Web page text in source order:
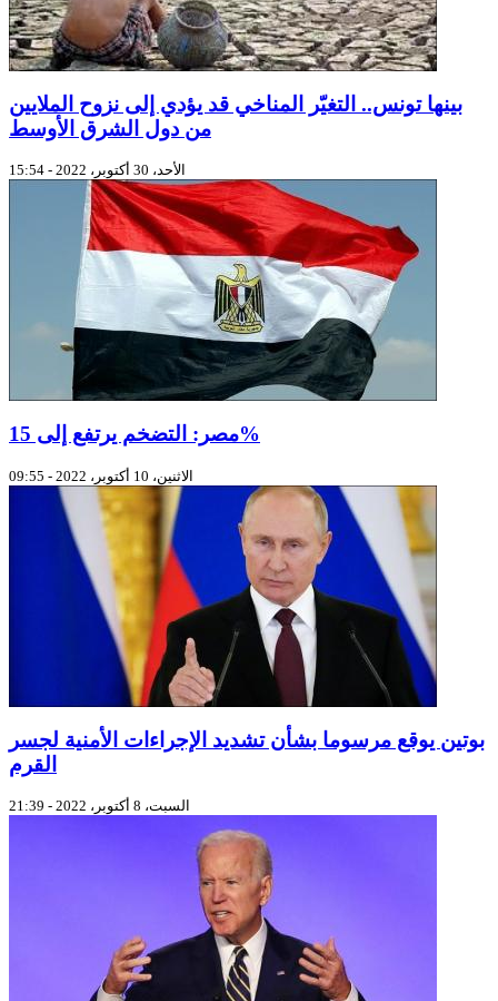
بينها تونس.. التغيّر المناخي قد يؤدي إلى نزوح الملايين
من دول الشرق الأوسط
الأحد، 30 أكتوبر، 2022 - 15:54
مصر: التضخم يرتفع إلى 15%
الاثنين، 10 أكتوبر، 2022 - 09:55
بوتين يوقع مرسوما بشأن تشديد الإجراءات الأمنية لجسر
القرم
السبت، 8 أكتوبر، 2022 - 21:39